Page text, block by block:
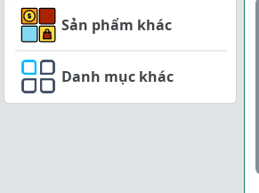
Sản phẩm khác
Danh mục khác